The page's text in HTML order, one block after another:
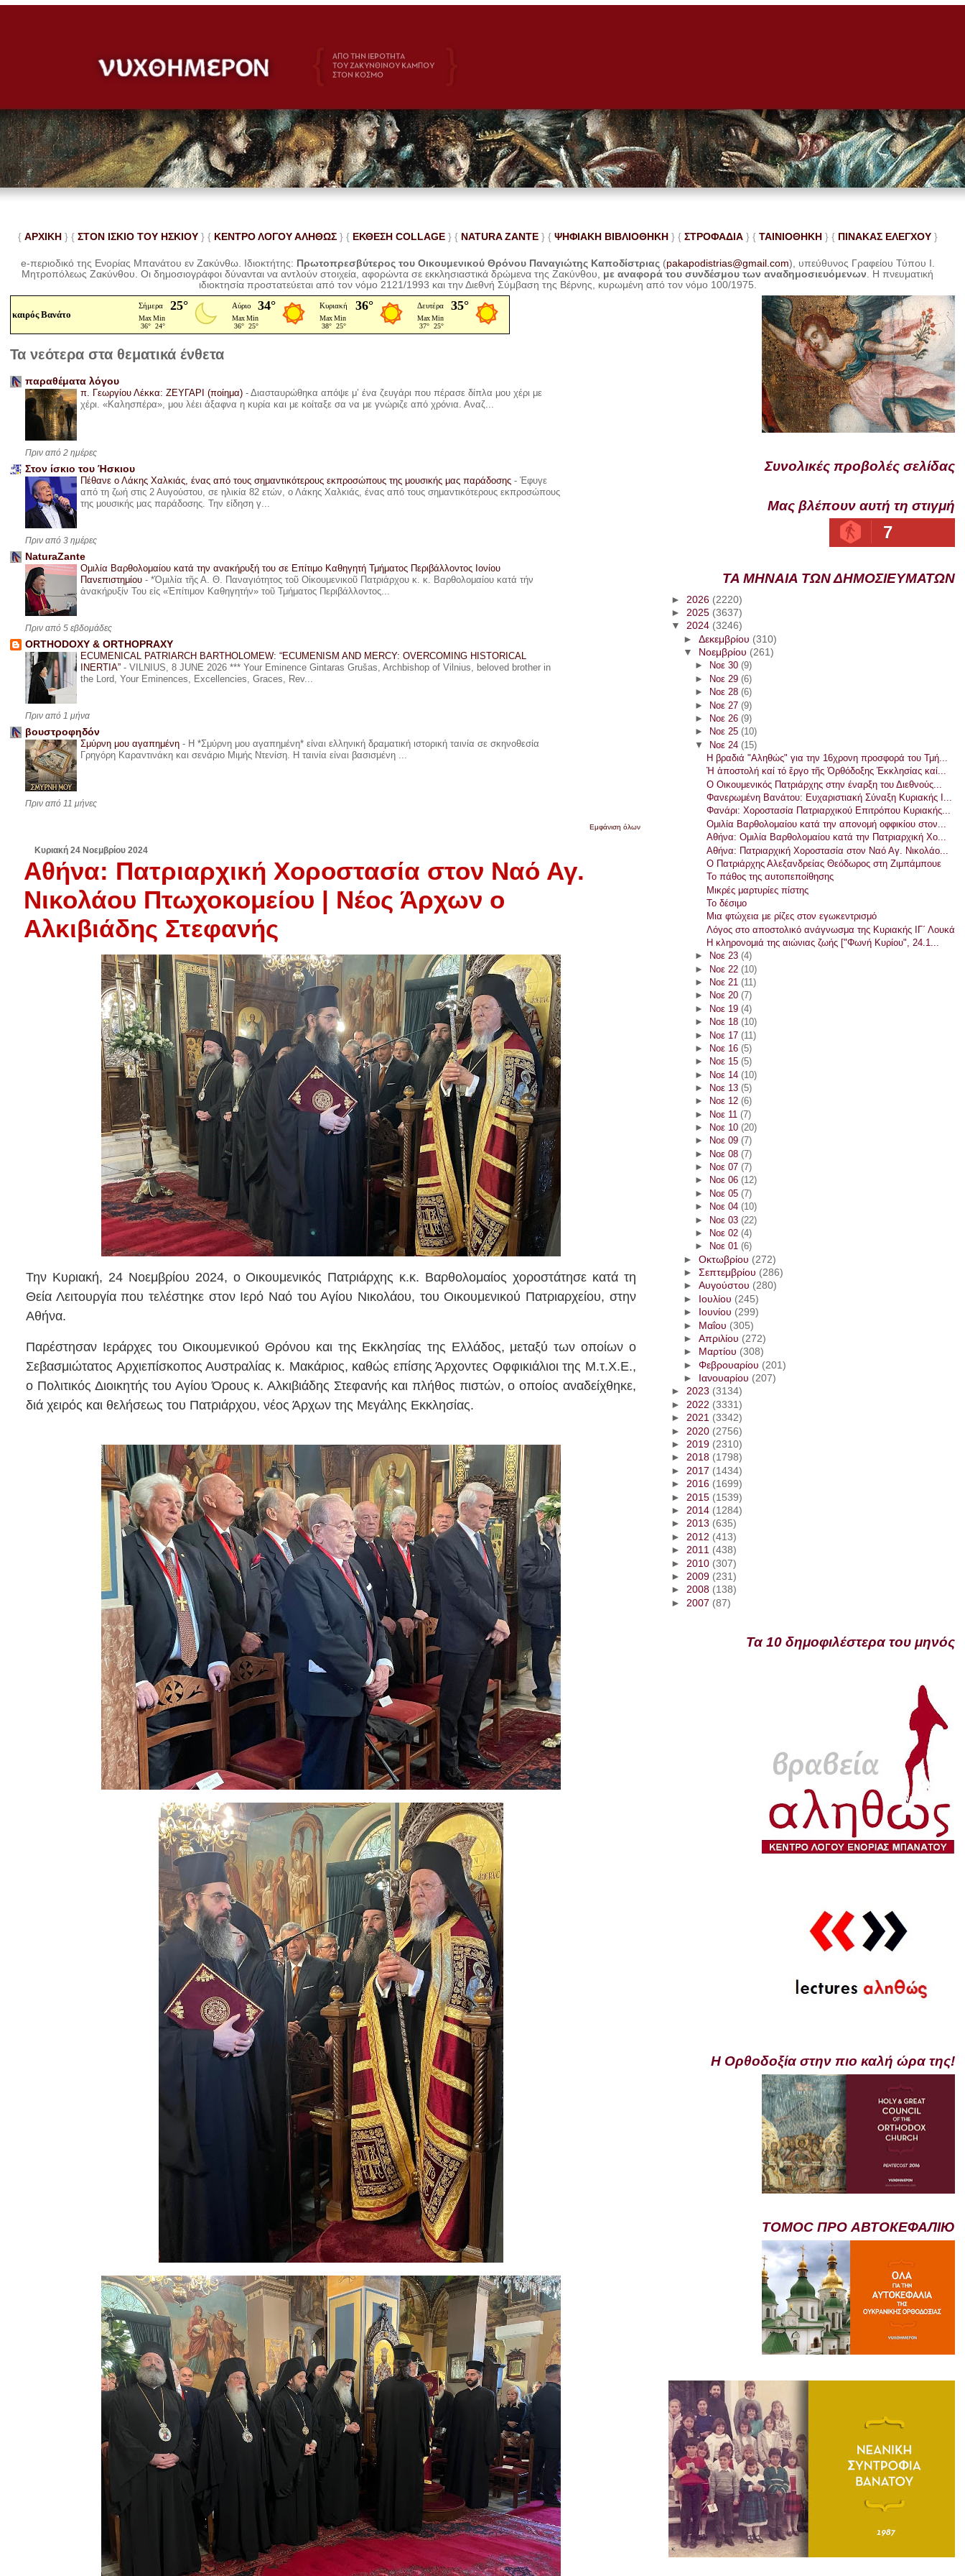
{ ΑΡΧΙΚΗ } { ΣΤΟΝ ΙΣΚΙΟ ΤΟΥ ΗΣΚΙΟΥ } { ΚΕΝΤΡΟ ΛΟΓΟΥ ΑΛΗΘΩΣ } { ΕΚΘΕΣΗ COLLAGE }{ NATURA ZANTE} { ΨΗΦΙΑΚΗ ΒΙΒΛΙΟΘΗΚΗ } { ΣΤΡΟΦΑΔΙΑ } { ΤΑΙΝΙΟΘΗΚΗ } { ΠΙΝΑΚΑΣ ΕΛΕΓΧΟΥ}
e-περιοδικό της Ενορίας Μπανάτου εν Ζακύνθω. Ιδιοκτήτης: Πρωτοπρεσβύτερος του Οικουμενικού Θρόνου Παναγιώτης Καποδίστριας (pakapodistrias@gmail.com), υπεύθυνος Γραφείου Τύπου Ι.
Μητροπόλεως Ζακύνθου.Οι δημοσιογράφοι δύνανται να αντλούν στοιχεία, αφορώντα σε εκκλησιαστικά δρώμενα της Ζακύνθου, με αναφορά του συνδέσμου των αναδημοσιευόμενων . Ηπνευματική
ιδιοκτησία προστατεύεται από τον νόμο 2121/1993 και την Διεθνή Σύμβαση της Βέρνης, κυρωμένη από τον νόμο 100/1975.
καιρός Βανάτο
Τα νεότερα στα θεματικά ένθετα
παραθέματα λόγου
π. Γεωργίου Λέκκα: ΖΕΥΓΑΡΙ (ποίημα) - Διασταυρώθηκα απόψε μ’ ένα ζευγάρι που πέρασε δίπλα μου χέρι με
χέρι. «Καλησπέρα», μου λέει άξαφνα η κυρία και με κοίταξε σα να με γνώριζε από χρόνια. Αναζ...
Πριν από 2 ημέρες
Στον ίσκιο του Ήσκιου
Πέθανε ο Λάκης Χαλκιάς, ένας από τους σημαντικότερους εκπροσώπους της μουσικής μας παράδοσης - Έφυγε
από τη ζωή στις 2 Αυγούστου, σε ηλικία 82 ετών, ο Λάκης Χαλκιάς, ένας από τους σημαντικότερους εκπροσώπους
της μουσικής μας παράδοσης. Την είδηση γ...
Πριν από 3 ημέρες
NaturaZante
Ομιλία Βαρθολομαίου κατά την ανακήρυξή του σε Επίτιμο Καθηγητή Τμήματος Περιβάλλοντος Ιονίου
Πανεπιστημίου - *Ὁμιλία τῆς Α. Θ. Παναγιότητος τοῦ Οἰκουμενικοῦ Πατριάρχου κ. κ. Βαρθολομαίου κατά τήν
ἀνακήρυξίν Του εἰς «Ἐπίτιμον Καθηγητήν» τοῦ Τμήματος Περιβάλλοντος...
Πριν από 5 εβδομάδες
ORTHODOXY & ORTHOPRAXY
ECUMENICAL PATRIARCH BARTHOLOMEW: “ECUMENISM AND MERCY: OVERCOMING HISTORICAL
INERTIA” - VILNIUS, 8 JUNE 2026 *** Your Eminence Gintaras Grušas, Archbishop of Vilnius, beloved brother in
the Lord, Your Eminences, Excellencies, Graces, Rev...
Πριν από 1 μήνα
βουστροφηδόν
Σμύρνη μου αγαπημένη - Η *Σμύρνη μου αγαπημένη* είναι ελληνική δραματική ιστορική ταινία σε σκηνοθεσία
Γρηγόρη Καραντινάκη και σενάριο Μιμής Ντενίση. Η ταινία είναι βασισμένη ...
Πριν από 11 μήνες
Εμφάνιση όλων
Κυριακή 24 Νοεμβρίου 2024
Αθήνα: Πατριαρχική Χοροστασία στον Ναό Αγ.
Νικολάου Πτωχοκομείου | Νέος Άρχων ο
Αλκιβιάδης Στεφανής
Την Κυριακή, 24 Νοεμβρίου 2024, ο Οικουμενικός Πατριάρχης κ.κ. Βαρθολομαίος χοροστάτησε κατά τη
Θεία Λειτουργία που τελέστηκε στον Ιερό Ναό του Αγίου Νικολάου, του Οικουμενικού Πατριαρχείου, στην
Αθήνα.
Παρέστησαν Ιεράρχες του Οικουμενικού Θρόνου και της Εκκλησίας της Ελλάδος, μεταξύ των οποίων ο
Σεβασμιώτατος Αρχιεπίσκοπος Αυστραλίας κ. Μακάριος, καθώς επίσης Άρχοντες Οφφικιάλιοι της Μ.τ.Χ.Ε.,
ο Πολιτικός Διοικητής του Αγίου Όρους κ. Αλκιβιάδης Στεφανής και πλήθος πιστών, ο οποίος αναδείχθηκε,
διά χειρός και θελήσεως του Πατριάρχου, νέος Άρχων της Μεγάλης Εκκλησίας.
Συνολικές προβολές σελίδας
Μας βλέπουν αυτή τη στιγμή
7
ΤΑ ΜΗΝΑΙΑ ΤΩΝ ΔΗΜΟΣΙΕΥΜΑΤΩΝ
► 2026 (2220)
► 2025 (3637)
▼2024 (3246)
► Δεκεμβρίου (310)
▼
Νοεμβρίου (261)
►
Νοε 30 (9)
►
Νοε 29 (6)
►
Νοε 28 (6)
► Νοε 27 (9)
►
Νοε 26 (9)
►
Νοε 25 (10)
▼ Νοε 24 (15)
Η βραδιά "Αληθώς" για την 16χρονη προσφορά του Τμή...
Ἡ ἀποστολή καί τό ἔργο τῆς Ὀρθόδοξης Ἐκκλησίας καί...
Ο Οικουμενικός Πατριάρχης στην έναρξη του Διεθνούς...
Φανερωμένη Βανάτου: Ευχαριστιακή Σύναξη Κυριακής Ι...
Φανάρι: Χοροστασία Πατριαρχικού Επιτρόπου Κυριακής...
Ομιλία Βαρθολομαίου κατά την απονομή οφφικίου στον...
Αθήνα: Ομιλία Βαρθολομαίου κατά την Πατριαρχική Χο...
Αθήνα: Πατριαρχική Χοροστασία στον Ναό Αγ. Νικολάο...
Ο Πατριάρχης Αλεξανδρείας Θεόδωρος στη Ζιμπάμπουε
Το πάθος της αυτοπεποίθησης
Μικρές μαρτυρίες πίστης
Το δέσιμο
Μια φτώχεια με ρίζες στον εγωκεντρισμό
Λόγος στο αποστολικό ανάγνωσμα της Κυριακής ΙΓ΄ Λουκά
Η κληρονομιά της αιώνιας ζωής ["Φωνή Κυρίου", 24.1...
►
Νοε 23 (4)
► Νοε 22 (10)
►
Νοε 21 (11)
►
Νοε 20 (7)
►
Νοε 19 (4)
►
Νοε 18 (10)
► Νοε 17 (11)
►
Νοε 16 (5)
►
Νοε 15 (5)
► Νοε 14 (10)
►
Νοε 13 (5)
►
Νοε 12 (6)
► Νοε 11 (7)
►
Νοε 10 (20)
►
Νοε 09 (7)
►
Νοε 08 (7)
►
Νοε 07 (7)
►
Νοε 06 (12)
►
Νοε 05 (7)
►
Νοε 04 (10)
► Νοε 03 (22)
►
Νοε 02 (4)
►
Νοε 01 (6)
► Οκτωβρίου (272)
► Σεπτεμβρίου (286)
► Αυγούστου (280)
►
Ιουλίου (245)
►
Ιουνίου (299)
► Μαΐου (305)
► Απριλίου (272)
►
Μαρτίου (308)
► Φεβρουαρίου (201)
►
Ιανουαρίου (207)
►2023 (3134)
► 2022 (3331)
►2021 (3342)
► 2020 (2756)
► 2019 (2310)
►2018 (1798)
► 2017 (1434)
►2016 (1699)
► 2015 (1539)
► 2014 (1284)
►2013 (635)
► 2012 (413)
►2011 (438)
► 2010 (307)
► 2009 (231)
►2008 (138)
► 2007 (87)
Τα 10 δημοφιλέστερα του μηνός
Η Ορθοδοξία στην πιο καλή ώρα της!
ТОМОС ПРО АВТОКЕФАЛІЮ